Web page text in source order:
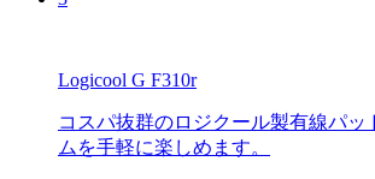
Logicool G F310r
コスパ抜群のロジクール製有線パッ
ムを手軽に楽しめます。